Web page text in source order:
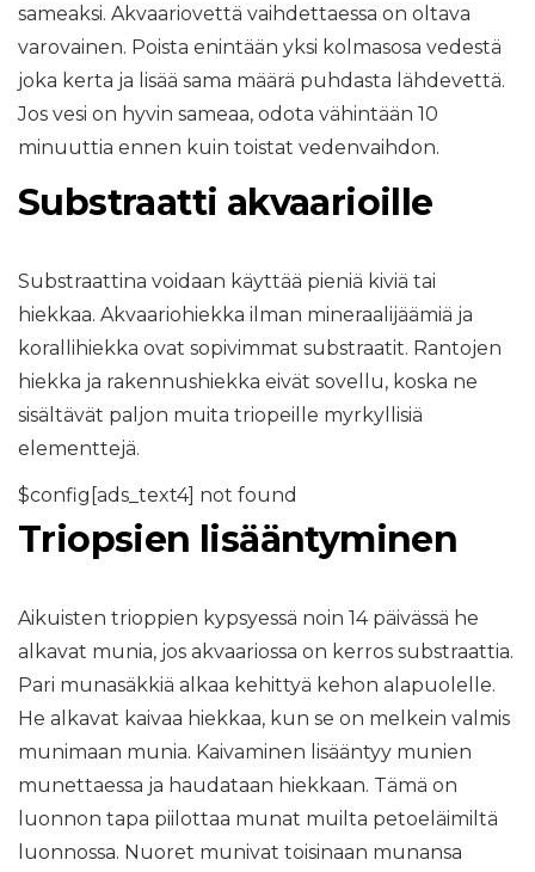
sameaksi. Akvaariovettä vaihdettaessa on oltava
varovainen. Poista enintään yksi kolmasosa vedestä
joka kerta ja lisää sama määrä puhdasta lähdevettä.
Jos vesi on hyvin sameaa, odota vähintään 10
minuuttia ennen kuin toistat vedenvaihdon.
Substraatti akvaarioille
Substraattina voidaan käyttää pieniä kiviä tai
hiekkaa. Akvaariohiekka ilman mineraalijäämiä ja
korallihiekka ovat sopivimmat substraatit. Rantojen
hiekka ja rakennushiekka eivät sovellu, koska ne
sisältävät paljon muita triopeille myrkyllisiä
elementtejä.
$config[ads_text4] not found
Triopsien lisääntyminen
Aikuisten trioppien kypsyessä noin 14 päivässä he
alkavat munia, jos akvaariossa on kerros substraattia.
Pari munasäkkiä alkaa kehittyä kehon alapuolelle.
He alkavat kaivaa hiekkaa, kun se on melkein valmis
munimaan munia. Kaivaminen lisääntyy munien
munettaessa ja haudataan hiekkaan. Tämä on
luonnon tapa piilottaa munat muilta petoeläimiltä
luonnossa. Nuoret munivat toisinaan munansa